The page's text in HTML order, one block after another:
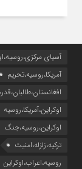
آسیای
آمریکا،روسیه،تحریم
اوکراین،آمریکا،روسیه
اوکراین،روسیه،جنگ
ترکیه،زلزله،امنیت
روسیه،اعراب،اوکراین